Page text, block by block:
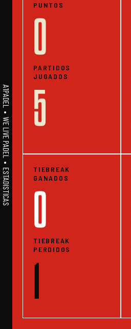
A1PADEL • WE LIVE PADEL • ESTADISTICAS
PUNTOS
0
PARTIDOS
JUGADOS
5
TIEBREAK
GANADOS
0
TIEBREAK
PERDIDOS
1